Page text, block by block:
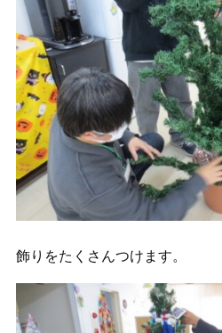
飾りをたくさんつけます。